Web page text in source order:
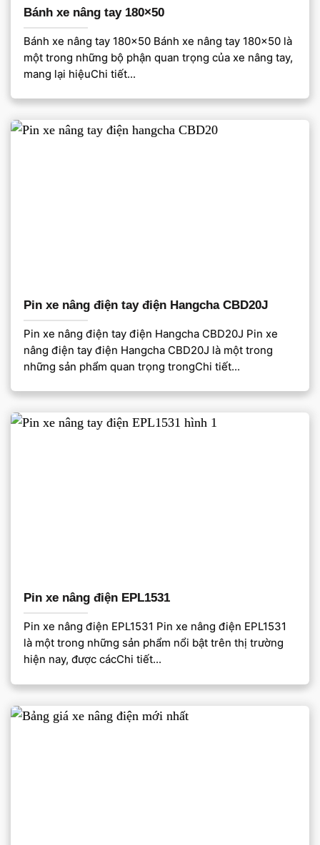
Bánh xe nâng tay 180×50
Bánh xe nâng tay 180×50 Bánh xe nâng tay 180×50 là
một trong những bộ phận quan trọng của xe nâng tay,
mang lại hiệuChi tiết...
Pin xe nâng điện tay điện Hangcha CBD20J
Pin xe nâng điện tay điện Hangcha CBD20J Pin xe
nâng điện tay điện Hangcha CBD20J là một trong
những sản phẩm quan trọng trongChi tiết...
Pin xe nâng điện EPL1531
Pin xe nâng điện EPL1531 Pin xe nâng điện EPL1531
là một trong những sản phẩm nổi bật trên thị trường
hiện nay, được cácChi tiết...